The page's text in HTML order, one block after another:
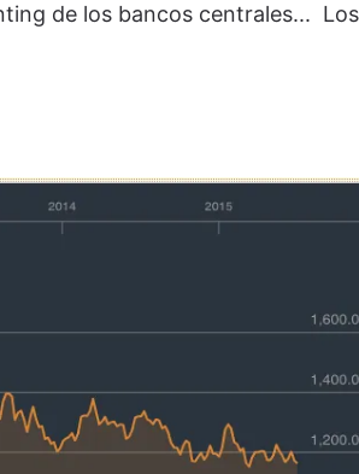
de los bancos centrales... Los